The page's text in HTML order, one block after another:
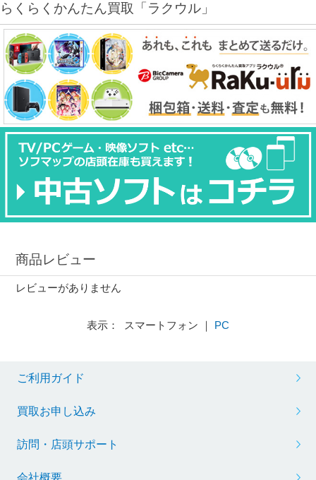
らくらくかんたん買取「ラクウル」
商品レビュー
レビューがありません
表示： スマートフォン ｜ PC
ご利用ガイド
買取お申し込み
訪問・店頭サポート